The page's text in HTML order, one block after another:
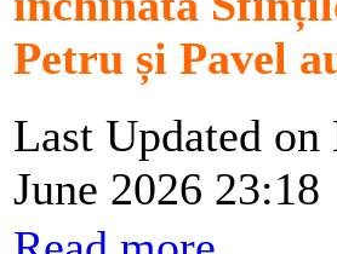
Petru și Pavel
Last Updated
June 2026 23:18